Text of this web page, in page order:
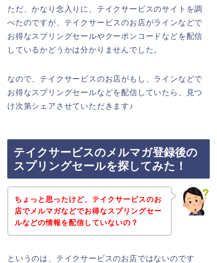
ただ、かなり念入りに、テイクサービスのサイトを調
べたのですが、テイクサービスのお店がラインなどで
お得なスプリングセールやクーポンコードなどを配信
しているかどうかは分かりませんでした。
なので、テイクサービスのお店がもし、ラインなどで
お得なスプリングセールなどを配信していたら、見つ
け次第シェアさせていただきます♪
テイクサービスのメルマガ登録後の
スプリングセールを探してみた！
ちょっと思ったけど、テイクサービスのお
店でメルマガなどでお得なスプリングセー
ルなどの情報を配信していないの？
というのは、テイクサービスのお店ではないのです